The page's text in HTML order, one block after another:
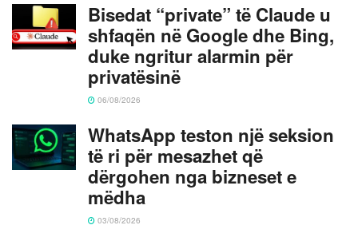
Bisedat “private” të Claude u
shfaqën në Google dhe Bing,
duke ngritur alarmin për
privatësinë
06/08/2026
WhatsApp teston një seksion
të ri për mesazhet që
dërgohen nga bizneset e
mëdha
03/08/2026